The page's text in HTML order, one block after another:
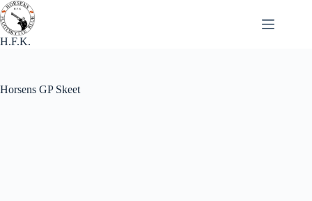
Fortsæt
til
indhold
H.F.K.
Horsens GP Skeet